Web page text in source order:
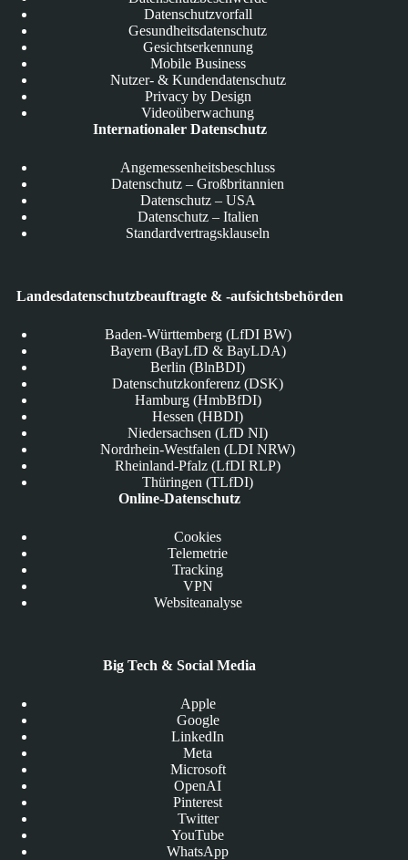
Datenschutzvorfall
Gesundheitsdatenschutz
Gesichtserkennung
Mobile Business
Nutzer- & Kundendatenschutz
Privacy by Design
Videoüberwachung
Internationaler Datenschutz
Angemessenheitsbeschluss
Datenschutz – Großbritannien
Datenschutz – USA
Datenschutz – Italien
Standardvertragsklauseln
Landesdatenschutzbeauftragte & -aufsichtsbehörden
Baden-Württemberg (LfDI BW)
Bayern (BayLfD & BayLDA)
Berlin (BlnBDI)
Datenschutzkonferenz (DSK)
Hamburg (HmbBfDI)
Hessen (HBDI)
Niedersachsen (LfD NI)
Nordrhein-Westfalen (LDI NRW)
Rheinland-Pfalz (LfDI RLP)
Thüringen (TLfDI)
Online-Datenschutz
Cookies
Telemetrie
Tracking
VPN
Websiteanalyse
Big Tech & Social Media
Apple
Google
LinkedIn
Meta
Microsoft
OpenAI
Pinterest
Twitter
YouTube
WhatsApp